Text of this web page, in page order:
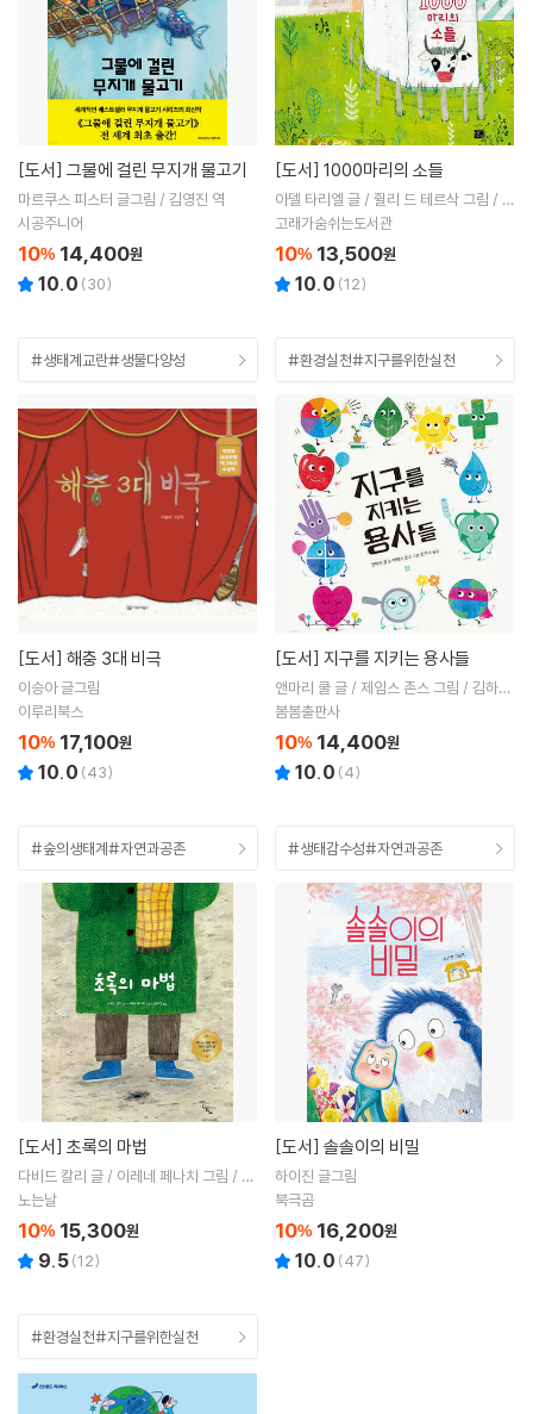
[도서] 그물에 걸린 무지개 물고기
마르쿠스 피스터 글그림 / 김영진 역
시공주니어
10% 14,400원
10.0 (30)
[도서] 1000마리의 소들
아델 타리엘 글 / 쥘리 드 테르삭 그림 / 김
주영 역
고래가숨쉬는도서관
10% 13,500원
10.0 (12)
#생태계교란#생물다양성
[도서] 해충 3대 비극
이승아 글그림
이루리북스
10% 17,100원
10.0 (43)
#환경실천#지구를위한실천
[도서] 지구를 지키는 용사들
앤마리 쿨 글 / 제임스 존스 그림 / 김하늬
역
봄봄출판사
10% 14,400원
10.0 (4)
#숲의생태계#자연과공존
[도서] 초록의 마법
다비드 칼리 글 / 이레네 페나치 그림 / 양
혜경 역
노는날
10% 15,300원
9.5(12)
#생태감수성#자연과공존
[도서] 솔솔이의 비밀
하이진 글그림
북극곰
10% 16,200원
10.0 (47)
#환경실천#지구를위한실천